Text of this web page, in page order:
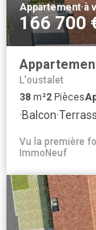
Appartement·à
166 700
L'oustalet
38 m²2 Pièces
·Balcon·
Vu la première
ImmoNeuf